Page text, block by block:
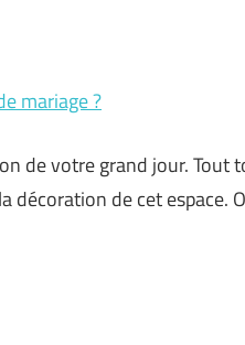
mariage ?
de votre grand jour. Tout
décoration de cet espace.